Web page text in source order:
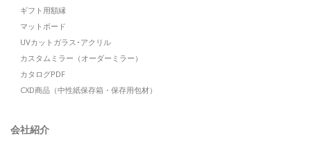
ギフト用額縁
マットボード
UVカットガラス･アクリル
カスタムミラー（オーダーミラー）
カタログPDF
CXD商品（中性紙保存箱・保存用包材）
会社紹介